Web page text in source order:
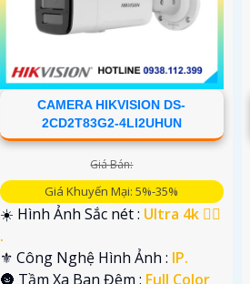
CAMERA HIKVISION DS-
2CD2T83G2-4LI2UHUN
Giá Bán:
Giá Khuyến Mại: 5%-35%
☀️ Hình Ảnh Sắc nét : Ultra 4k 👍🏾
.
⚜️ Công Nghệ Hình Ảnh : IP.
🌚 Tầm Xa Ban Đêm : Full Color